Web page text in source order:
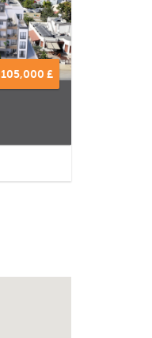
105,000 £